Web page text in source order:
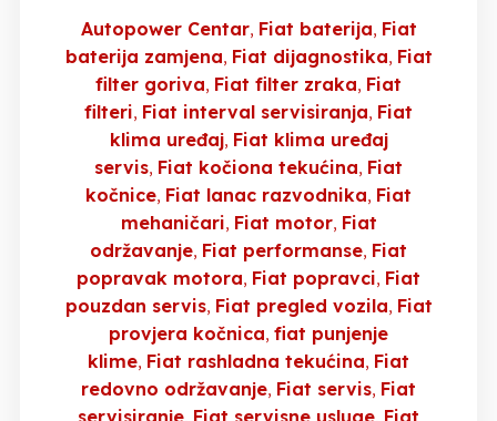
Autopower Centar Fiat baterija Fiat
baterija zamjena Fiat dijagnostika Fiat
filter goriva Fiat filter zraka Fiat
filteri Fiat interval servisiranja Fiat
klima uređaj Fiat klima uređaj
servis Fiat kočiona tekućina Fiat
kočnice Fiat lanac razvodnika Fiat
mehaničari Fiat motor Fiat
održavanje Fiat performanse Fiat
popravak motora Fiat popravci Fiat
pouzdan servis Fiat pregled vozila Fiat
provjera kočnica fiat punjenje
klime Fiat rashladna tekućina Fiat
redovno održavanje Fiat servis Fiat
servisiranje Fiat servisne usluge Fiat